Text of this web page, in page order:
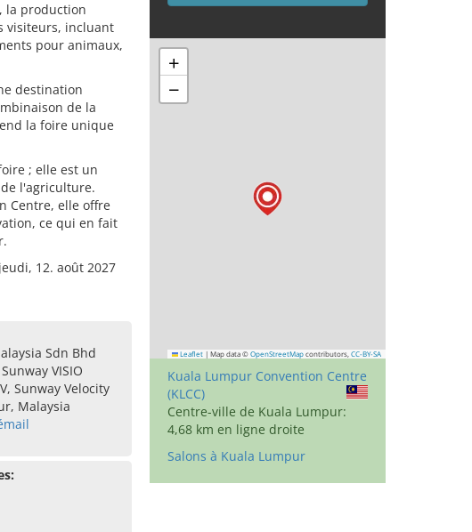
la production
visiteurs, incluant
pour animaux,
destination
de la
la foire unique
; elle est un
l'agriculture.
Centre, elle offre
ce qui en fait
12. août 2027
Sdn Bhd
VISIO
Sunway Velocity
Malaysia
+
−
Leaflet | Map data © OpenStreetMap contributors, CC-BY-SA
Kuala Lumpur Convention Centre
(KLCC)
Centre-ville de Kuala Lumpur:
4,68 km en ligne droite
Salons à Kuala Lumpur